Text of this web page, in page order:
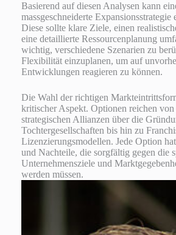
Basierend auf diesen Analysen kann
massgeschneiderte
Diese sollte klare Ziele, einen
eine detaillierte Ressourcenplanung
wichtig, verschiedene Szenarien zu
Flexibilität einzuplanen, um auf
Entwicklungen reagieren zu können.
Die Wahl der richtigen
kritischer Aspekt. Optionen reichen von
strategischen Allianzen über die
Tochtergesellschaften bis hin zu
Lizenzierungsmodellen. Jede Option
und Nachteile, die sorgfältig gegen die
Unternehmensziele und
werden müssen.